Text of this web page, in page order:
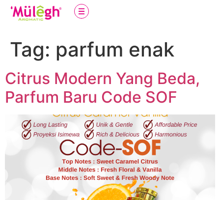
Tag: parfum enak
Citrus Modern Yang Beda,
Parfum Baru Code SOF